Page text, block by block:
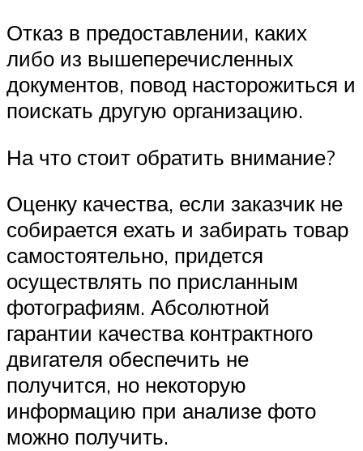
Отказ в предоставлении, каких
либо из вышеперечисленных
документов, повод насторожиться и
поискать другую организацию.
На что стоит обратить внимание?
Оценку качества, если заказчик не
собирается ехать и забирать товар
самостоятельно, придется
осуществлять по присланным
фотографиям. Абсолютной
гарантии качества контрактного
двигателя обеспечить не
получится, но некоторую
информацию при анализе фото
можно получить.